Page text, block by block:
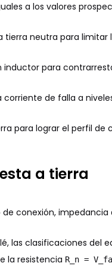
a los valores
neutra para limitar
inductor para
de falla a
para lograr el perfil de
a tierra
conexión,
las clasificaciones del
la resistencia R_n =